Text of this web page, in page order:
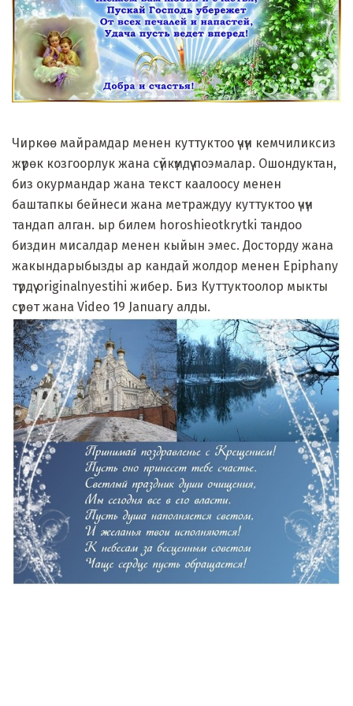
Чиркөө майрамдар менен куттуктоо үчүн кемчиликсиз
жүрөк козгоорлук жана сүйкүмдүү поэмалар. Ошондуктан,
биз окурмандар жана текст каалоосу менен
баштапкы бейнеси жана метраждуу куттуктоо үчүн
тандап алган. ыр билем horoshieotkrytki тандоо
биздин мисалдар менен кыйын эмес. Досторду жана
жакындарыбызды ар кандай жолдор менен Epiphany
түрдүү originalnyestihi жибер. Биз Куттуктоолор мыкты
сүрөт жана Video 19 January алды.